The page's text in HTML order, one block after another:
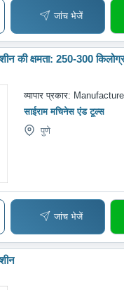
जांच भेजें
की क्षमता: 250-300
व्यापार प्रकार:
साईराम मचिनेस एंड टूल्स
पुणे
जांच भेजें